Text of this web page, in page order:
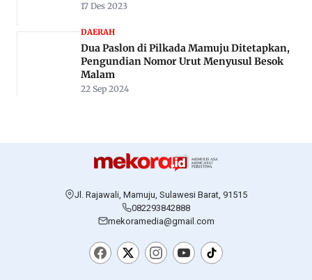
17 Des 2023
DAERAH
Dua Paslon di Pilkada Mamuju Ditetapkan,
Pengundian Nomor Urut Menyusul Besok
Malam
22 Sep 2024
Jl. Rajawali, Mamuju, Sulawesi Barat, 91515
082293842888
mekoramedia@gmail.com